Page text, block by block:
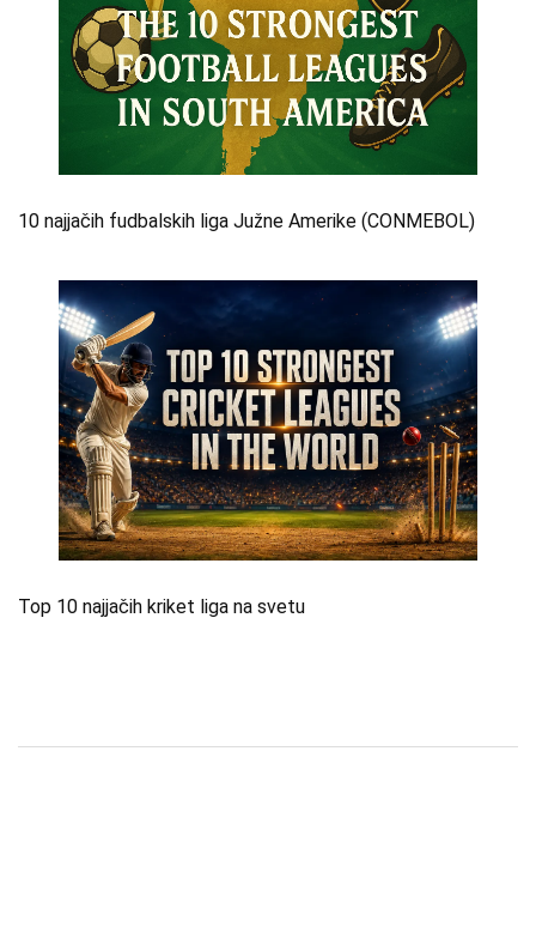
10 najjačih fudbalskih liga Južne Amerike (CONMEBOL)
Top 10 najjačih kriket liga na svetu